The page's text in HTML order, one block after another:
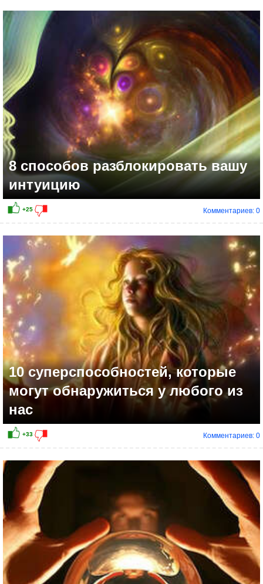
+12
+41
8 способов разблокировать вашу
интуицию
Комментариев: 0
10 суперспособностей, которые
могут обнаружиться у любого из
нас
Комментариев: 0